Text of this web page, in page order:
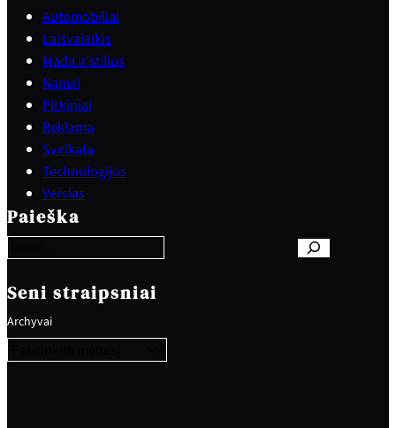
Automobiliai
Laisvalaikis
Mada ir stilius
Namai
Pirkiniai
Reklama
Sveikata
Technologijos
Verslas
Paieška
e
a
c
h
Seni straipsniai
Archyvai